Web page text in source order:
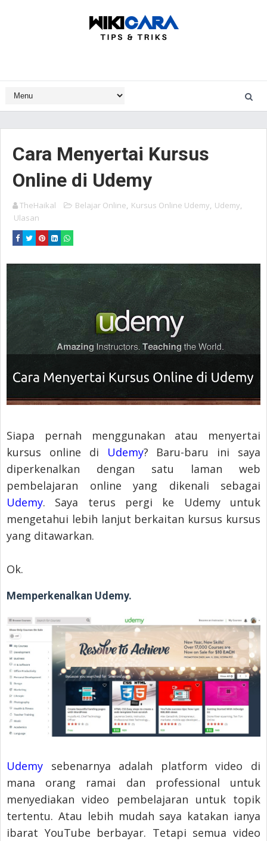
Cara Menyertai Kursus
Online di Udemy
TheHaikal Belajar Online, Kursus Online Udemy, Udemy,
Ulasan
Siapa pernah menggunakan atau menyertai
kursus online di
Udemy? Baru-baru ini saya
diperkenalkan dengan satu laman web
pembelajaran online yang dikenali sebagai
Udemy. Saya terus pergi ke Udemy untuk
mengetahui lebih lanjut berkaitan kursus kursus
yang ditawarkan.
Ok.
Memperkenalkan Udemy.
Udemy sebenarnya adalah platform video di
mana orang ramai dan professional untuk
menyediakan video pembelajaran untuk topik
tertentu. Atau lebih mudah saya katakan ianya
ibarat YouTube berbayar. Tetapi semua video